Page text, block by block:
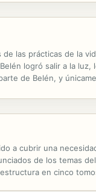
las prácticas de la
logró salir a la
de Belén, y
a cubrir una
de los temas
en cinco